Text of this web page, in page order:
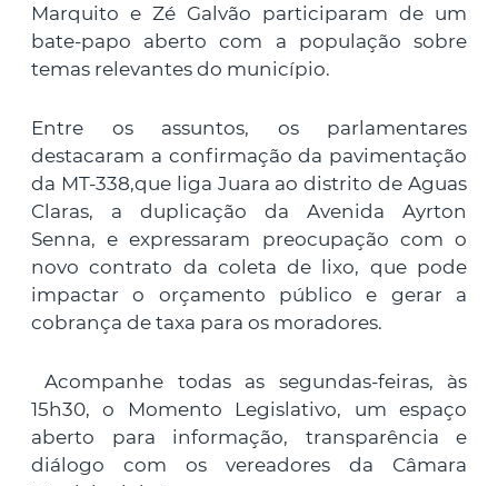
Marquito e Zé Galvão participaram de um
bate-papo aberto com a população sobre
temas relevantes do município.
Entre os assuntos, os parlamentares
destacaram a confirmação da pavimentação
da MT-338,que liga Juara ao distrito de Aguas
Claras, a duplicação da Avenida Ayrton
Senna, e expressaram preocupação com o
novo contrato da coleta de lixo, que pode
impactar o orçamento público e gerar a
cobrança de taxa para os moradores.
Acompanhe todas as segundas-feiras, às
15h30, o Momento Legislativo, um espaço
aberto para informação, transparência e
diálogo com os vereadores da Câmara